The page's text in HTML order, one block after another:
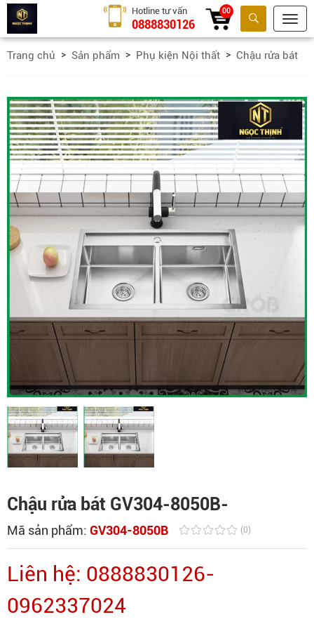
Tìm kiếm
Hotline tư vấn
0888830126
00
Trang chủ Sản phẩm Phụ kiện Nội thất Chậu rửa bát
Chậu rửa bát GV304-8050B-
Mã sản phẩm: GV304-8050B (0)
Liên hệ: 0888830126-
0962337024